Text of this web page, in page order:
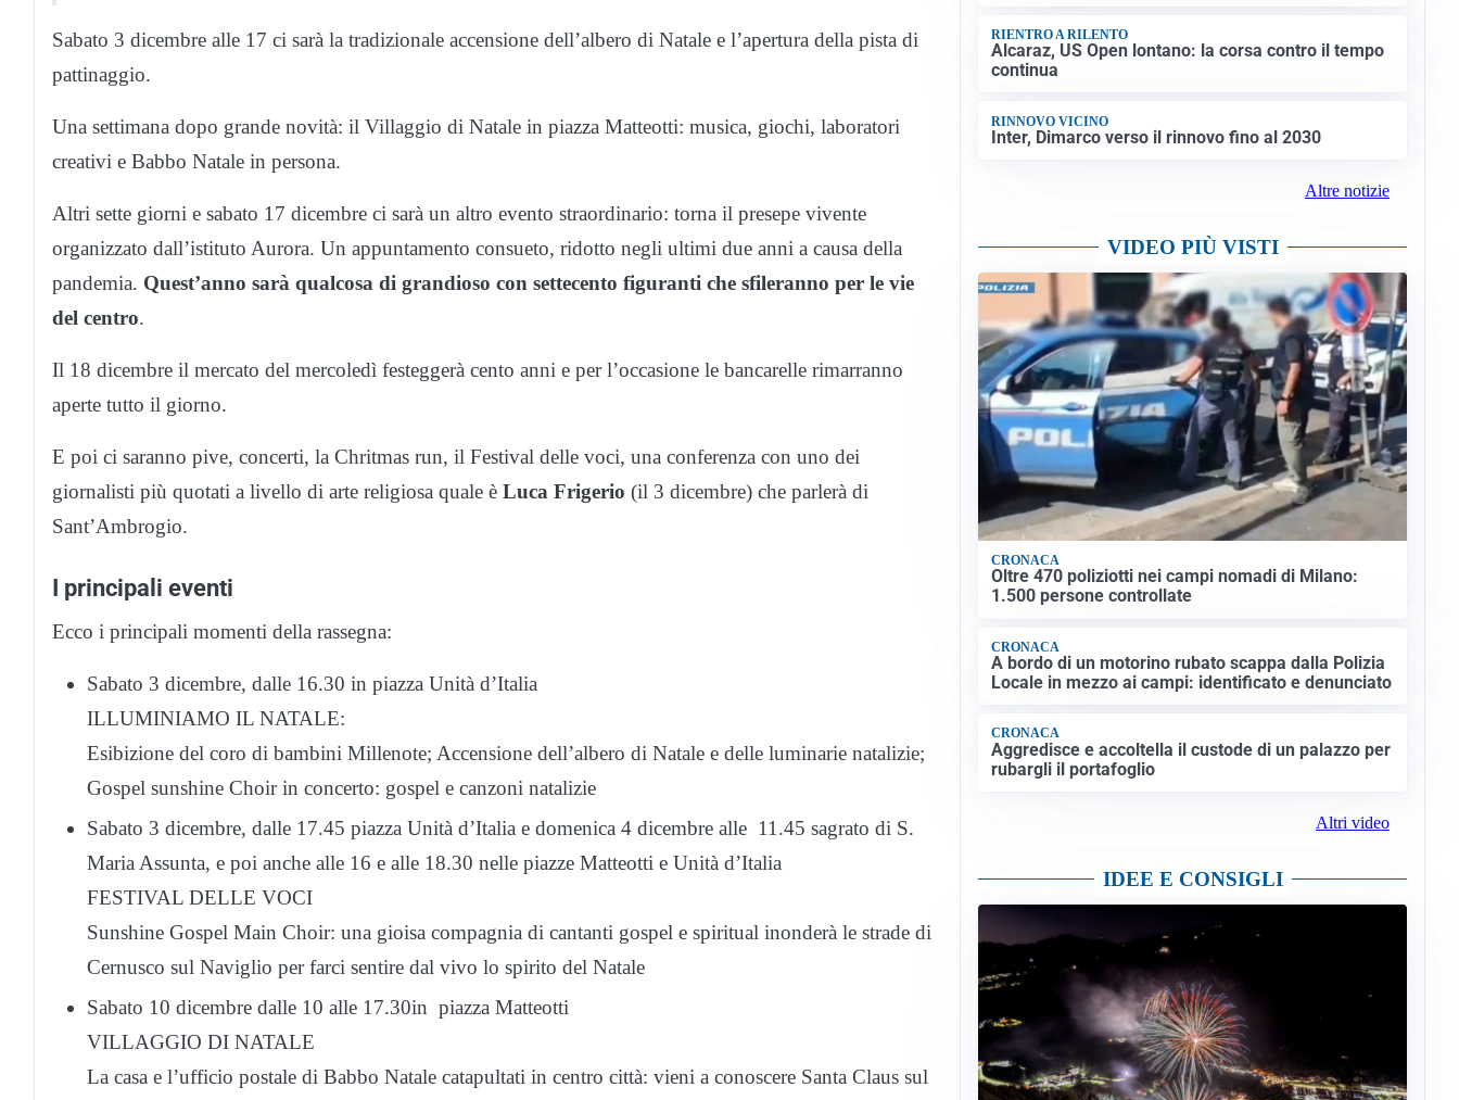
Sabato 3 dicembre alle 17 ci sarà la tradizionale accensione dell’albero di Natale e l’apertura della pista di
pattinaggio.
Una settimana dopo grande novità: il Villaggio di Natale in piazza Matteotti: musica, giochi, laboratori
creativi e Babbo Natale in persona.
Altri sette giorni e sabato 17 dicembre ci sarà un altro evento straordinario: torna il presepe vivente
organizzato dall’istituto Aurora. Un appuntamento consueto, ridotto negli ultimi due anni a causa della
pandemia. Quest’anno sarà qualcosa di grandioso con settecento figuranti che sfileranno per le vie
del centro.
Il 18 dicembre il mercato del mercoledì festeggerà cento anni e per l’occasione le bancarelle rimarranno
aperte tutto il giorno.
E poi ci saranno pive, concerti, la Chritmas run, il Festival delle voci, una conferenza con uno dei
giornalisti più quotati a livello di arte religiosa quale è Luca Frigerio (il 3 dicembre) che parlerà di
Sant’Ambrogio.
I principali eventi
Ecco i principali momenti della rassegna:
Sabato 3 dicembre, dalle 16.30 in piazza Unità d’Italia
ILLUMINIAMO IL NATALE:
Esibizione del coro di bambini Millenote; Accensione dell’albero di Natale e delle luminarie natalizie;
Gospel sunshine Choir in concerto: gospel e canzoni natalizie
Sabato 3 dicembre, dalle 17.45 piazza Unità d’Italia e domenica 4 dicembre alle 11.45 sagrato di S.
Maria Assunta, e poi anche alle 16 e alle 18.30 nelle piazze Matteotti e Unità d’Italia
FESTIVAL DELLE VOCI
Sunshine Gospel Main Choir: una gioisa compagnia di cantanti gospel e spiritual inonderà le strade di
Cernusco sul Naviglio per farci sentire dal vivo lo spirito del Natale
Sabato 10 dicembre dalle 10 alle 17.30in piazza Matteotti
VILLAGGIO DI NATALE
La casa e l’ufficio postale di Babbo Natale catapultati in centro città: vieni a conoscere Santa Claus sul
RIENTRO A RILENTO
Alcaraz, US Open lontano: la corsa contro il tempo
continua
RINNOVO VICINO
Inter, Dimarco verso il rinnovo fino al 2030
Altre notizie
VIDEO PIÙ VISTI
CRONACA
Oltre 470 poliziotti nei campi nomadi di Milano:
1.500 persone controllate
CRONACA
A bordo di un motorino rubato scappa dalla Polizia
Locale in mezzo ai campi: identificato e denunciato
CRONACA
Aggredisce e accoltella il custode di un palazzo per
rubargli il portafoglio
Altri video
IDEE E CONSIGLI